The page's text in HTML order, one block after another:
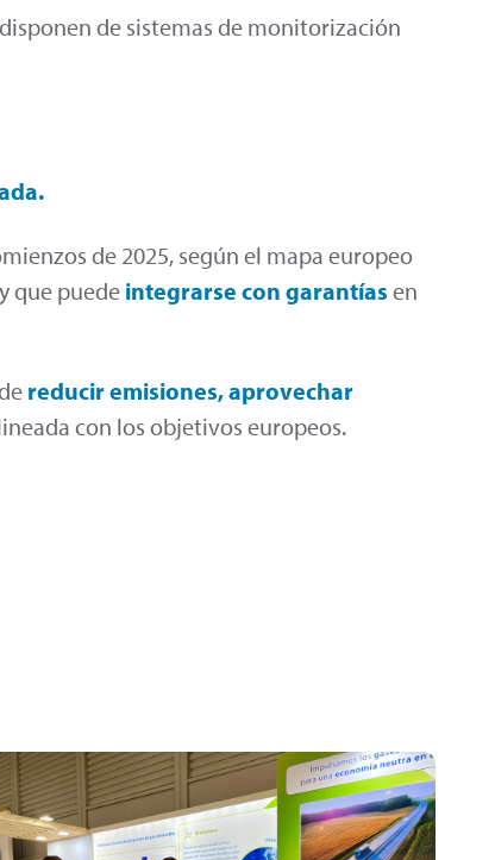
de sistemas de monitorización
de 2025, según el mapa europeo
que puedeintegrarse con garantías en
reducir emisiones, aprovechar
con los objetivos europeos.